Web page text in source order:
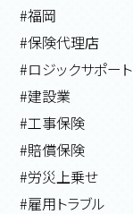
#福岡
#保険代理店
#ロジックサポート
#建設業
#工事保険
#賠償保険
#労災上乗せ
#雇用トラブル